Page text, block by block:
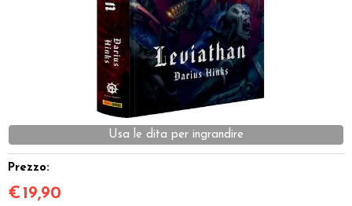
Giocattoli e Gadget
Offerte del DragoneUsa le dita per ingrandire
Prezzo:
€ 19,90